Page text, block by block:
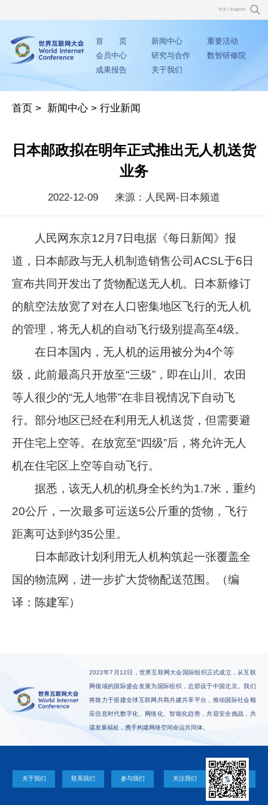
中文 / English
首 页 新闻中心
重要活动
会员中心
研究与合作
数智研修院
成果报告
关于我们
首页 > 新闻中心 >行业新闻
日本邮政拟在明年正式推出无人机送货
业务
2022-12-09 来源：人民网-日本频道
人民网东京12月7日电据《每日新闻》报
道，日本邮政与无人机制造销售公司ACSL于6日
宣布共同开发出了货物配送无人机。日本新修订
的航空法放宽了对在人口密集地区飞行的无人机
的管理，将无人机的自动飞行级别提高至4级。
在日本国内，无人机的运用被分为4个等
级，此前最高只开放至“三级”，即在山川、农田
等人很少的“无人地带”在非目视情况下自动飞
行。部分地区已经在利用无人机送货，但需要避
开住宅上空等。在放宽至“四级”后，将允许无人
机在住宅区上空等自动飞行。
据悉，该无人机的机身全长约为1.7米，重约
20公斤，一次最多可运送5公斤重的货物，飞行
距离可达到约35公里。
日本邮政计划利用无人机构筑起一张覆盖全
国的物流网，进一步扩大货物配送范围。（编
译：陈建军）
2022年7月12日，世界互联网大会国际组织正式成立，从互联
网领域的国际盛会发展为国际组织，总部设于中国北京。我们
将致力于搭建全球互联网共商共建共享平台，推动国际社会顺
应信息时代数字化、网络化、智能化趋势，共迎安全挑战，共
谋发展福祉，携手构建网络空间命运共同体。
关于我们 联系我们 参与我们 关注我们